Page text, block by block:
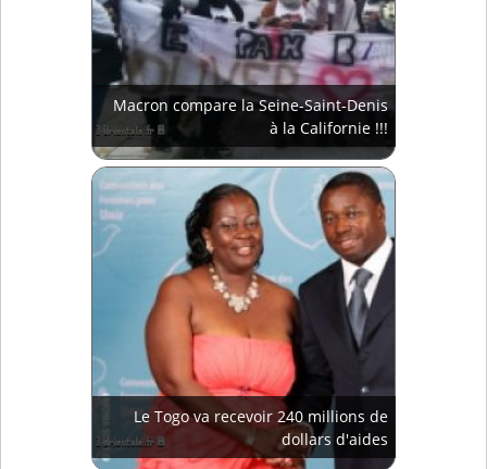
Macron compare la Seine-Saint-Denis
à la Californie !!!
Le Togo va recevoir 240 millions de
dollars d'aides